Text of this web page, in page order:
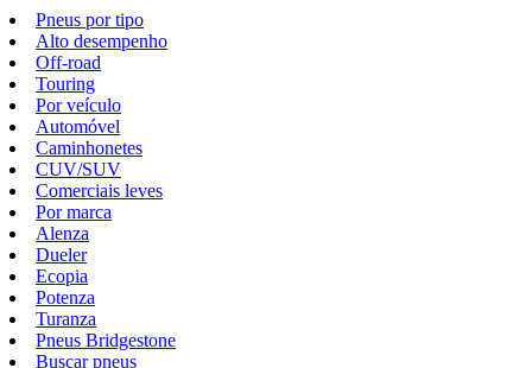
Pneus por tipo
Alto desempenho
Off-road
Touring
Por veículo
Automóvel
Caminhonetes
CUV/SUV
Comerciais leves
Por marca
Alenza
Dueler
Ecopia
Potenza
Turanza
Pneus Bridgestone
Buscar pneus